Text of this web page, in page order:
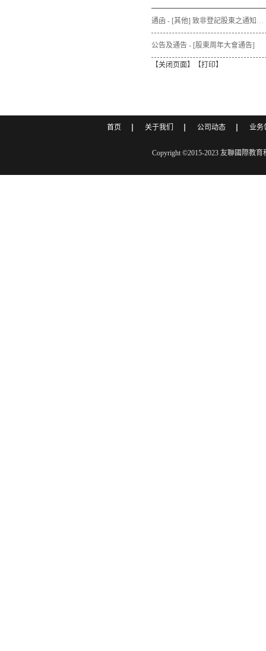
通函 - [其他] 致非登記股東之通知信函及申請表格 - 通函連同股東週年大會通告及代表委任表格之發佈通知
公告及通告 - [股東周年大會通告]
【关闭页面】【打印】
首页 关于我们 公司动态 业务
Copyright ©2015-2023 友聯國際教